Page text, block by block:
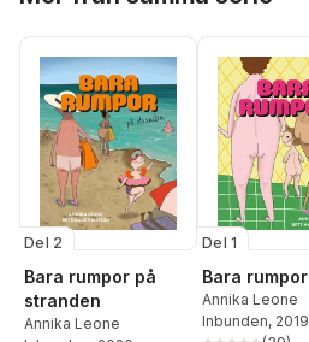
Del 2
Bara rumpor på
stranden
Annika Leone
Del 1
Bara rumpor
Annika Leone
Inbunden, 2019